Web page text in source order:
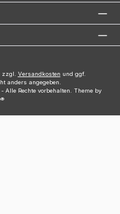
zzgl. Versandkosten und ggf.
anders angegeben.
Rechte vorbehalten. Theme by